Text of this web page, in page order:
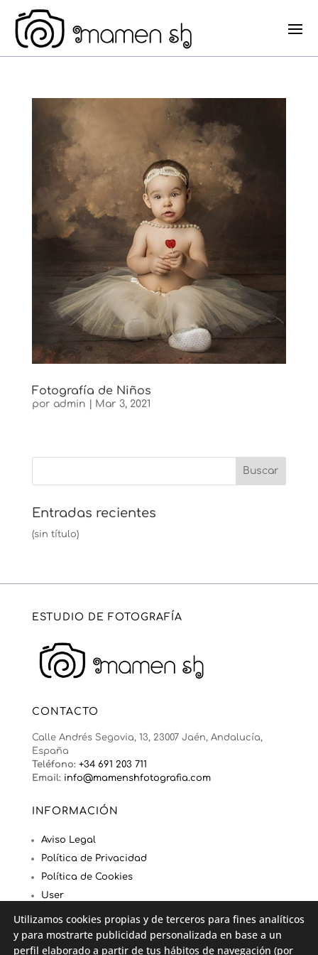
Fotografía de Niños
por admin | Mar 3, 2021
Entradas recientes
(sin título)
ESTUDIO DE FOTOGRAFÍA
CONTACTO
Calle Andrés Segovia, 13, 23007 Jaén, Andalucía,
España
Teléfono: +34 691 203 711
Email: info@mamenshfotografia.com
INFORMACIÓN
Aviso Legal
Política de Privacidad
Política de Cookies
User
SIGUENOS
Utilizamos cookies propias y de terceros para fines analíticos
y para mostrarte publicidad personalizada en base a un
perfil elaborado a partir de tus hábitos de navegación (por